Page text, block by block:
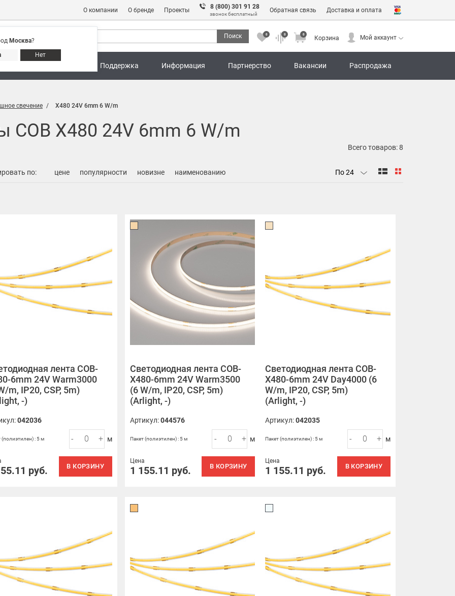
Москва?
Нет
О компании О бренде Проекты 8 (800) 301 91 28
звонок бесплатный
Обратная связь Доставка и оплата
Поиск 0 0 0
Корзина Мой аккаунт
Поддержка Информация Партнерство Вакансии Распродажа
Адреса магазинов 8 (800) 301 91 28 Корзина Мой аккаунт
свечение X480 24V 6mm 6 W/m
COB X480 24V 6mm 6 W/m
Всего товаров:8
по: цене популярности новизне наименованию
лента COB-
6mm 24V Warm3000
m, IP20, CSP, 5m)
-)
042036
- + м
(полиэтилен) : 5 м
руб. В КОРЗИНУ
Светодиодная лента COB-
X480-6mm 24V Warm3500
(6 W/m, IP20, CSP, 5m)
(Arlight, -)
Артикул:044576
- + м
Пакет (полиэтилен) : 5 м
Цена
1 155.11 руб. В КОРЗИНУ
Светодиодная лента COB-
X480-6mm 24V Day4000 (6
W/m, IP20, CSP, 5m)
(Arlight, -)
Артикул:042035
- + м
Пакет (полиэтилен) : 5 м
Цена
1 155.11 руб. В КОРЗИНУ